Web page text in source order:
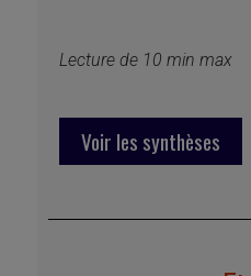
Lecture de 10 min max
Voir les synthèses